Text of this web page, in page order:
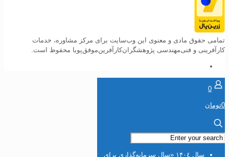
حقوق مادی و معنوی این وب‌سایت برای مرکز مشاوره، خدمات
و فنی‌مهندسی پژوهشگران‌کارآفرین‌موفق‌پویا محفوظ است.
0
سال ۱۴۰٤ «سال سرمایه‌گذاری برای